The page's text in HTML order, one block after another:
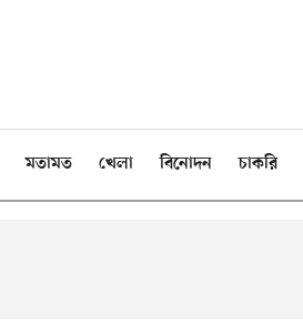
মতামত খেলা বিনোদন চাকরি